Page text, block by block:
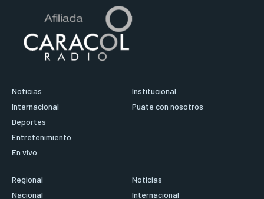
Noticias
Internacional
Deportes
Entretenimiento
En vivo
Institucional
Puate con nosotros
Regional
Nacional
Noticias
Internacional